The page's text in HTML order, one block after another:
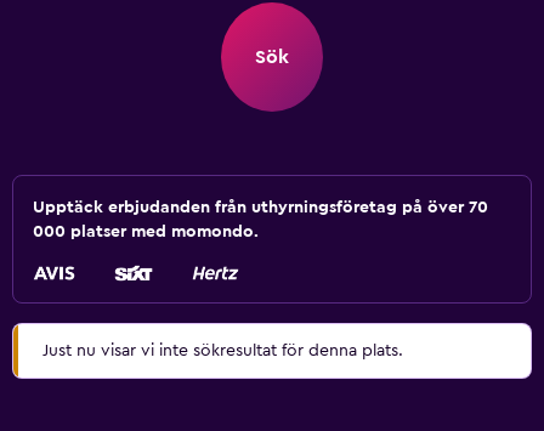
Sök
Upptäck erbjudanden från uthyrningsföretag på över 70
000 platser med momondo.
Just nu visar vi inte sökresultat för denna plats.